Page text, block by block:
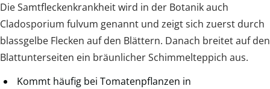
Die Samtfleckenkrankheit wird in der Botanik auch
Cladosporium fulvum genannt und zeigt sich zuerst durch
blassgelbe Flecken auf den Blättern. Danach breitet auf den
Blattunterseiten ein bräunlicher Schimmelteppich aus.
Kommt häufig bei Tomatenpflanzen in